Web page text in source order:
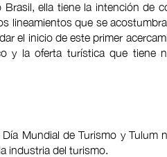
ella tiene la intención de
lineamientos que se
el inicio de este primer
y la oferta turística que tiene
Mundial de Turismo y Tulum
industria del turismo.